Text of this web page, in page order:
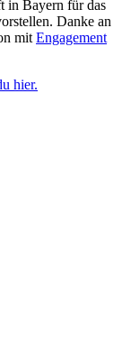
in Bayern für das
Danke an
mit Engagement
hier.